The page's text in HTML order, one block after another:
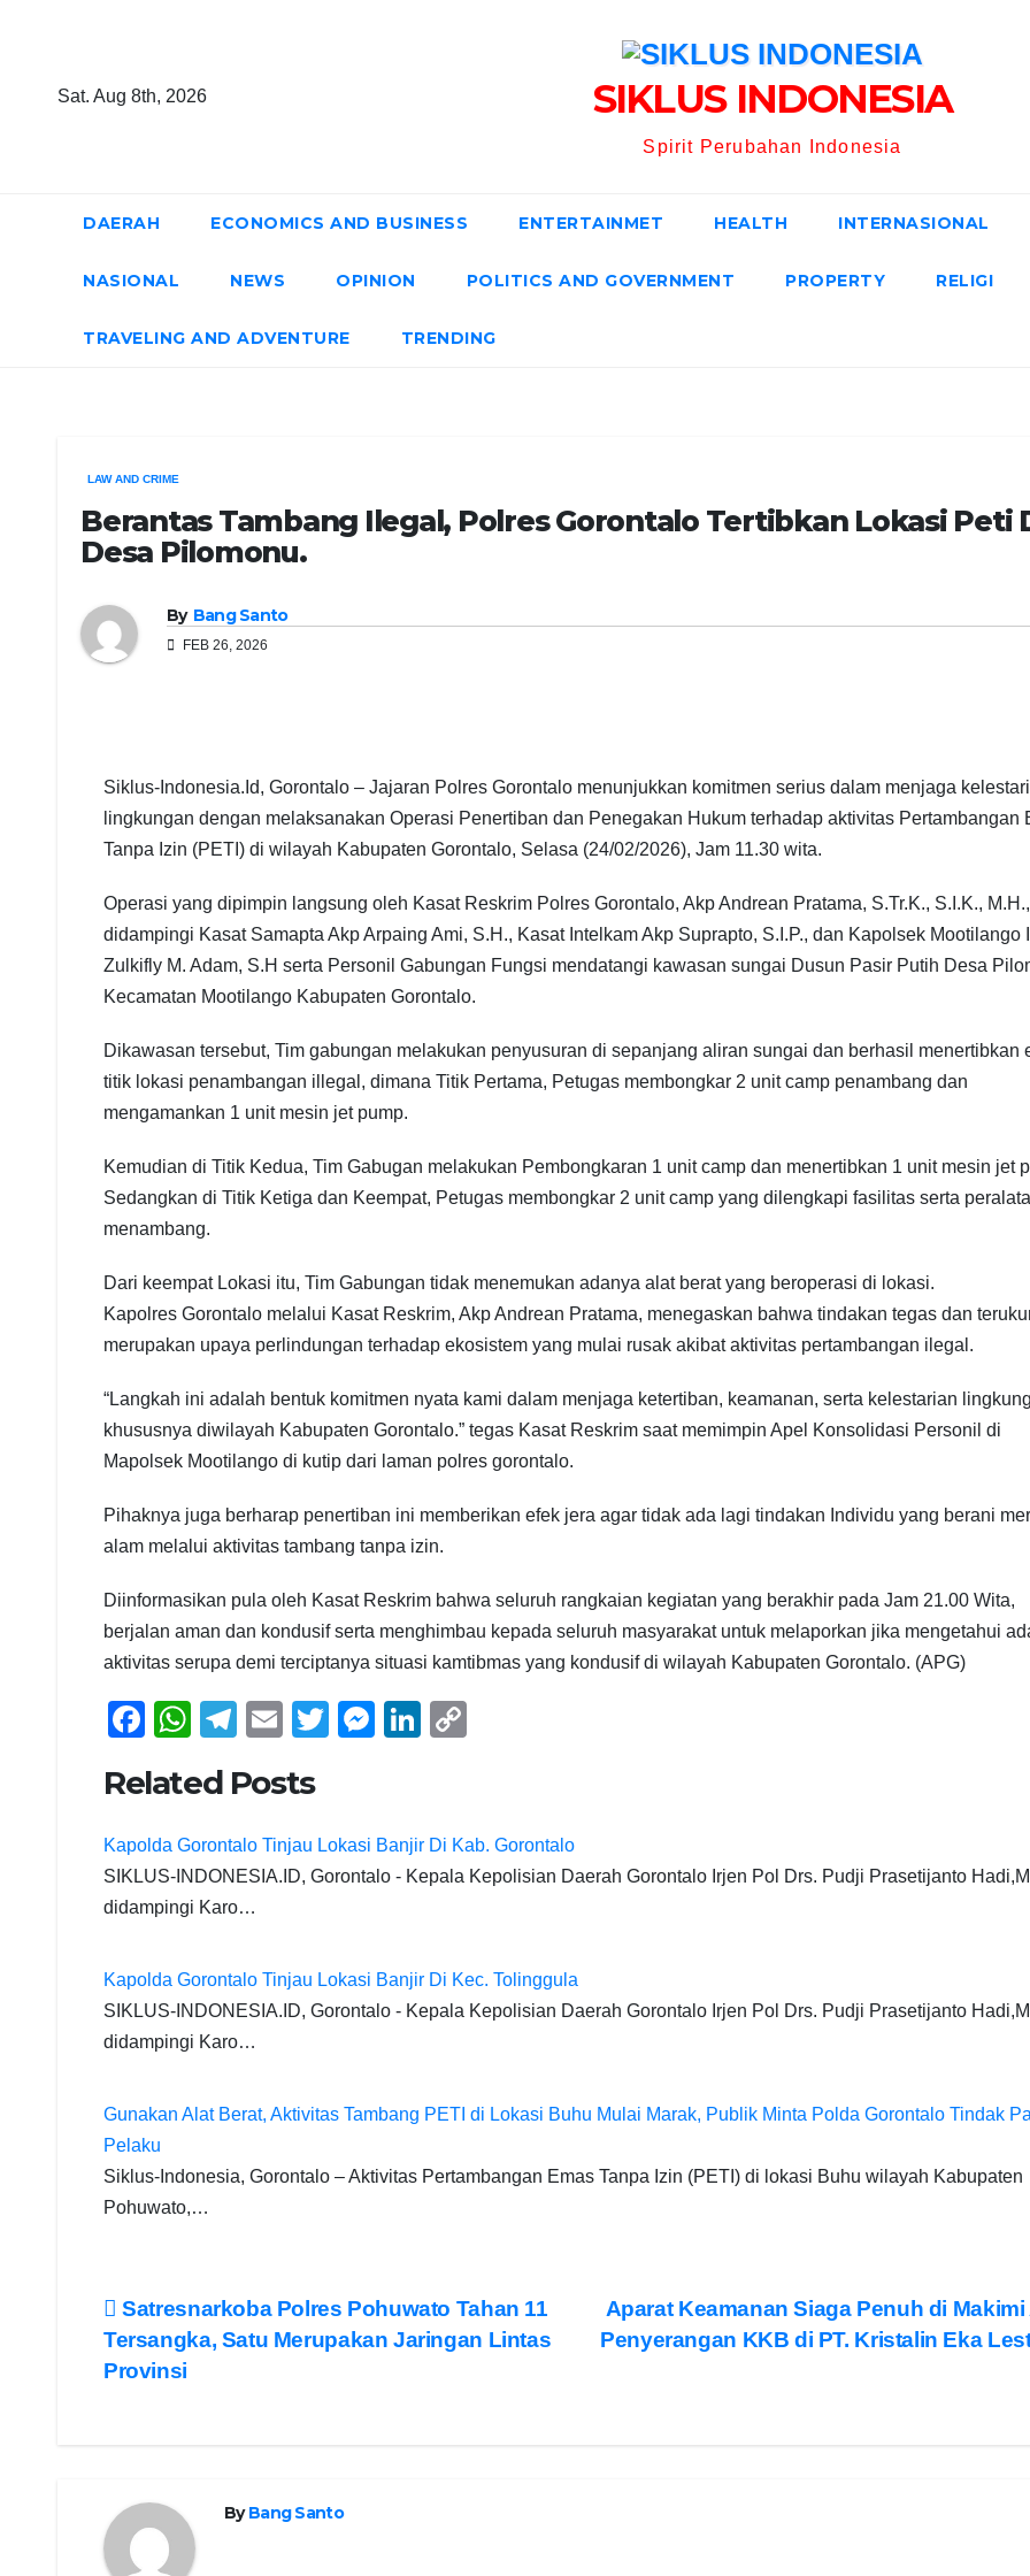
Sat. Aug 8th, 2026 SIKLUS INDONESIA
Spirit Perubahan Indonesia
DAERAH ECONOMICS AND BUSINESS ENTERTAINMET HEALTH INTERNASIONAL
NASIONAL NEWS OPINION POLITICS AND GOVERNMENT PROPERTY RELIGI
TRAVELING AND ADVENTURE TRENDING
LAW AND CRIME
Berantas Tambang Ilegal, Polres Gorontalo Tertibkan Lokasi Peti
Desa Pilomonu.
By Bang Santo
FEB 26, 2026
Siklus-Indonesia.Id, Gorontalo – Jajaran Polres Gorontalo menunjukkan komitmen serius dalam menjaga
lingkungan dengan melaksanakan Operasi Penertiban dan Penegakan Hukum terhadap aktivitas Pertambangan
Tanpa Izin (PETI) di wilayah Kabupaten Gorontalo, Selasa (24/02/2026), Jam 11.30 wita.
Operasi yang dipimpin langsung oleh Kasat Reskrim Polres Gorontalo, Akp Andrean Pratama, S.Tr.K., S.I.K., M.H.,
didampingi Kasat Samapta Akp Arpaing Ami, S.H., Kasat Intelkam Akp Suprapto, S.I.P., dan Kapolsek Mootilango
Zulkifly M. Adam, S.H serta Personil Gabungan Fungsi mendatangi kawasan sungai Dusun Pasir Putih Desa
Kecamatan Mootilango Kabupaten Gorontalo.
Dikawasan tersebut, Tim gabungan melakukan penyusuran di sepanjang aliran sungai dan berhasil menertibkan
titik lokasi penambangan illegal, dimana Titik Pertama, Petugas membongkar 2 unit camp penambang dan
mengamankan 1 unit mesin jet pump.
Kemudian di Titik Kedua, Tim Gabugan melakukan Pembongkaran 1 unit camp dan menertibkan 1 unit mesin jet
Sedangkan di Titik Ketiga dan Keempat, Petugas membongkar 2 unit camp yang dilengkapi fasilitas serta
menambang.
Dari keempat Lokasi itu, Tim Gabungan tidak menemukan adanya alat berat yang beroperasi di lokasi.
Kapolres Gorontalo melalui Kasat Reskrim, Akp Andrean Pratama, menegaskan bahwa tindakan tegas dan
merupakan upaya perlindungan terhadap ekosistem yang mulai rusak akibat aktivitas pertambangan ilegal.
“Langkah ini adalah bentuk komitmen nyata kami dalam menjaga ketertiban, keamanan, serta kelestarian
khususnya diwilayah Kabupaten Gorontalo.” tegas Kasat Reskrim saat memimpin Apel Konsolidasi Personil di
Mapolsek Mootilango di kutip dari laman polres gorontalo.
Pihaknya juga berharap penertiban ini memberikan efek jera agar tidak ada lagi tindakan Individu yang berani
alam melalui aktivitas tambang tanpa izin.
Diinformasikan pula oleh Kasat Reskrim bahwa seluruh rangkaian kegiatan yang berakhir pada Jam 21.00 Wita,
berjalan aman dan kondusif serta menghimbau kepada seluruh masyarakat untuk melaporkan jika mengetahui
aktivitas serupa demi terciptanya situasi kamtibmas yang kondusif di wilayah Kabupaten Gorontalo. (APG)
F
c
e
b
o
k
W
at
s
A
p
T
e
gr
a
m
E
ail
T
er
M
e
n
Li
e
dI
y
Li
Related Posts
Kapolda Gorontalo Tinjau Lokasi Banjir Di Kab. Gorontalo
SIKLUS-INDONESIA.ID, Gorontalo - Kepala Kepolisian Daerah Gorontalo Irjen Pol Drs. Pudji Prasetijanto
didampingi Karo…
Kapolda Gorontalo Tinjau Lokasi Banjir Di Kec. Tolinggula
SIKLUS-INDONESIA.ID, Gorontalo - Kepala Kepolisian Daerah Gorontalo Irjen Pol Drs. Pudji Prasetijanto
didampingi Karo…
Gunakan Alat Berat, Aktivitas Tambang PETI di Lokasi Buhu Mulai Marak, Publik Minta Polda Gorontalo Tindak
Pelaku
Siklus-Indonesia, Gorontalo – Aktivitas Pertambangan Emas Tanpa Izin (PETI) di lokasi Buhu wilayah Kabupaten
Pohuwato,…
Post
navigation
Aparat Keamanan Siaga Penuh di Makimi
Penyerangan KKB di PT. Kristalin Eka
Satresnarkoba Polres Pohuwato Tahan 11
Tersangka, Satu Merupakan Jaringan Lintas
Provinsi
ByBang Santo